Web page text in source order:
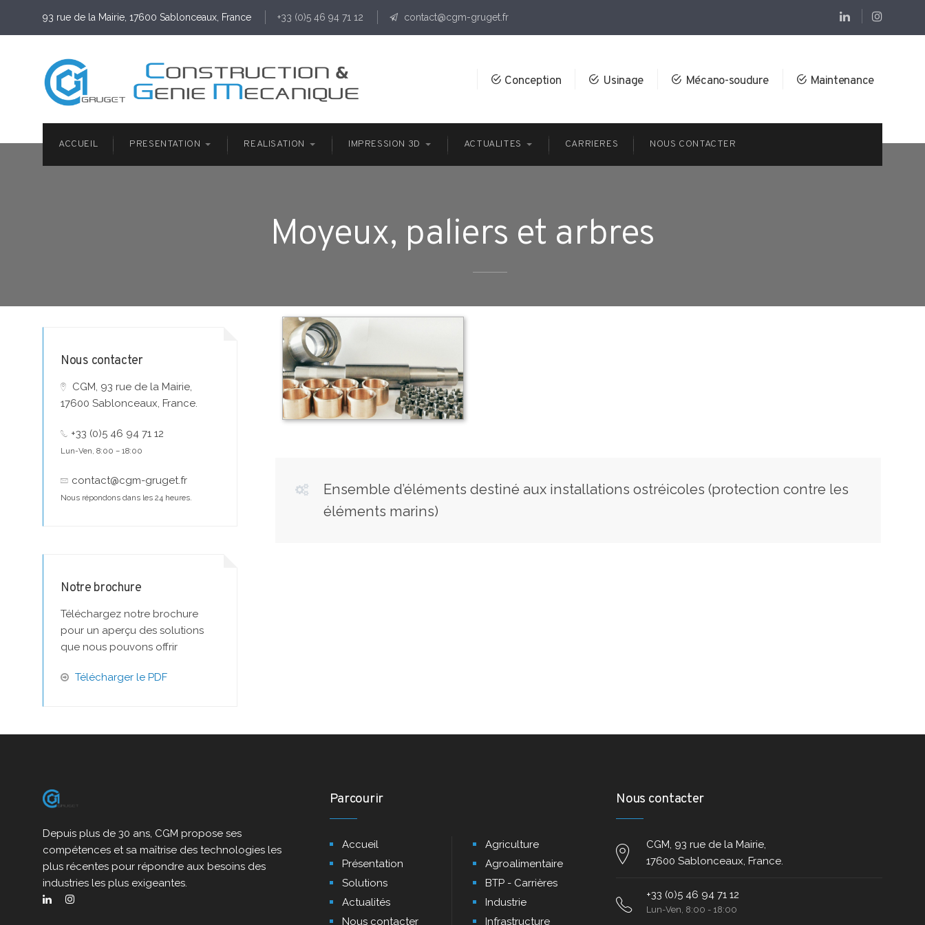
93 rue de la Mairie, 17600 Sablonceaux, France +33 (0)5 46 94 71 12 contact@cgm-gruget.fr
Conception Usinage Mécano-soudure Maintenance
ACCUEIL PRESENTATION REALISATION IMPRESSION 3D ACTUALITES CARRIERES NOUS CONTACTER
Moyeux, paliers et arbres
Ensemble d’éléments destiné aux installations ostréicoles (protection contre les
éléments marins)
Nous contacter
CGM, 93 rue de la Mairie,
17600 Sablonceaux, France.
+33 (0)5 46 94 71 12
Lun-Ven, 8:00 – 18:00
contact@cgm-gruget.fr
Nous répondons dans les 24 heures.
Notre brochure
Téléchargez notre brochure
pour un aperçu des solutions
que nous pouvons offrir
Télécharger le PDF
Depuis plus de 30 ans, CGM propose ses
compétences et sa maîtrise des technologies les
plus récentes pour répondre aux besoins des
industries les plus exigeantes.
Parcourir
Accueil
Présentation
Solutions
Actualités
Nous contacter
Agriculture
Agroalimentaire
BTP - Carrières
Industrie
Infrastructure
Nous contacter
CGM, 93 rue de la Mairie,
17600 Sablonceaux, France.
+33 (0)5 46 94 71 12
Lun-Ven, 8:00 - 18:00